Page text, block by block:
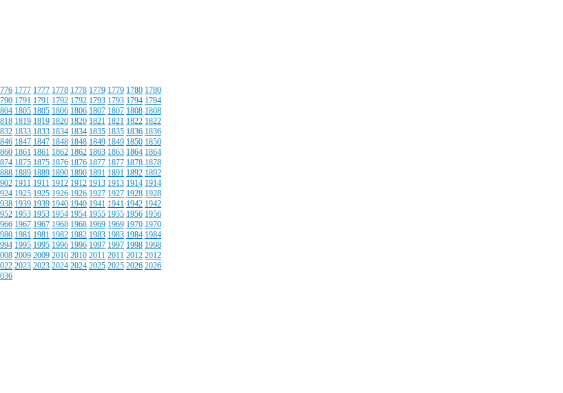
1777 1777 1778 1778 1779 1779 1780 1780
1791 1791 1792 1792 1793 1793 1794 1794
1805 1805 1806 1806 1807 1807 1808 1808
1819 1819 1820 1820 1821 1821 1822 1822
1833 1833 1834 1834 1835 1835 1836 1836
1847 1847 1848 1848 1849 1849 1850 1850
1861 1861 1862 1862 1863 1863 1864 1864
1875 1875 1876 1876 1877 1877 1878 1878
1889 1889 1890 1890 1891 1891 1892 1892
1911 1911 1912 1912 1913 1913 1914 1914
1925 1925 1926 1926 1927 1927 1928 1928
1939 1939 1940 1940 1941 1941 1942 1942
1953 1953 1954 1954 1955 1955 1956 1956
1967 1967 1968 1968 1969 1969 1970 1970
1981 1981 1982 1982 1983 1983 1984 1984
1995 1995 1996 1996 1997 1997 1998 1998
2009 2009 2010 2010 2011 2011 2012 2012
2023 2023 2024 2024 2025 2025 2026 2026